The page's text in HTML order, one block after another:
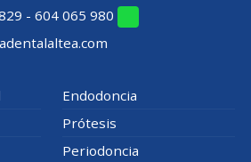
- 604 065 980
Endodoncia
Prótesis
Periodoncia